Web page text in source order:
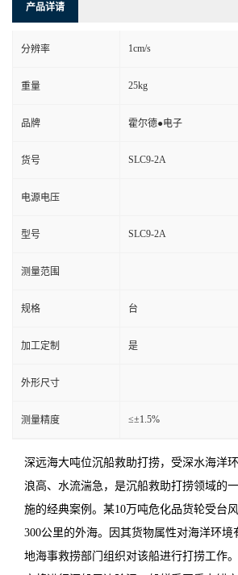
产品详请
分辨率 1cm/s
重量 25kg
品牌 霍尔德●电子
货号 SLC9-2A
电源电压
型号 SLC9-2A
测量范围
规格 台
加工定制 是
外形尺寸
测量精度 ≤±1.5%
深远海大吨位沉船救助打捞，受深水海洋
浪高、水流湍急，是沉船救助打捞领域的
施的经典案例。某10万吨危化品货轮受台
300公里的外海。因其货物属性对海洋环境
地海事救捞部门组织对该船进行打捞工作